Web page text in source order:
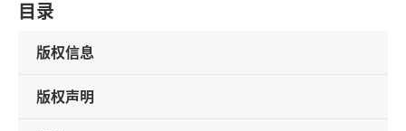
目录
版权信息
版权声明